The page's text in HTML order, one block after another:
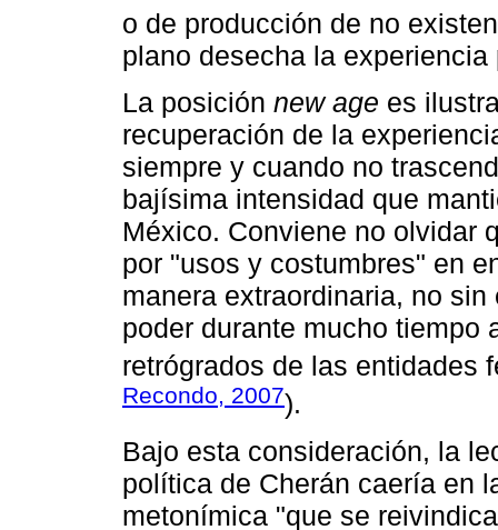
o de producción de no
plano desecha la
La posición new age es
recuperación de la
siempre y cuando no
bajísima intensidad que
México. Conviene no olvidar
por "usos y costumbres" en
manera extraordinaria, no
poder durante mucho tiempo
retrógrados de las entidades
Recondo, 2007).
Bajo esta consideración, la
política de Cherán caería en
metonímica "que se